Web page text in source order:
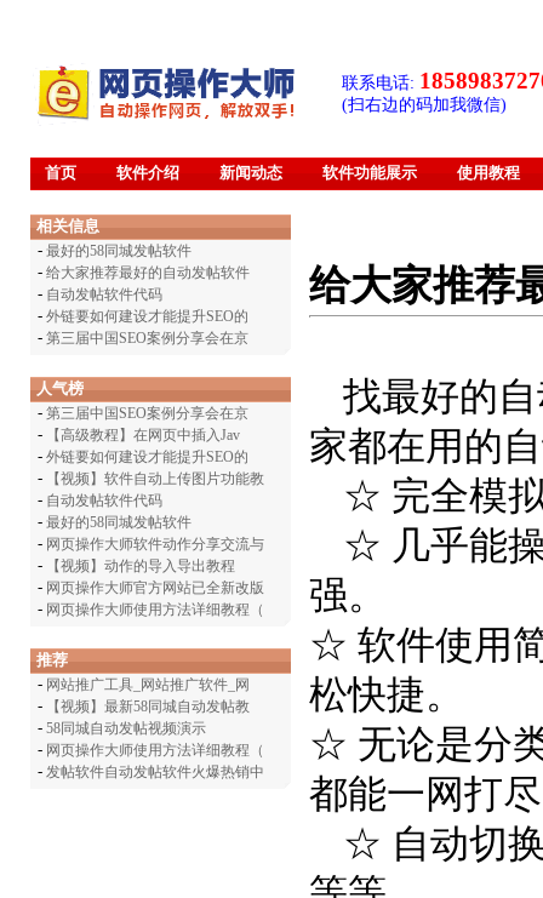
联系电话:
(扫右边的码加我微信)
首页 软件介绍 新闻动态 软件功能展示 使用教程
相关信息
- 最好的58同城发帖软件
- 给大家推荐最好的自动发帖软件
- 自动发帖软件代码
- 外链要如何建设才能提升SEO的
- 第三届中国SEO案例分享会在京
人气榜
- 第三届中国SEO案例分享会在京
-
【高级教程】在网页中插入Jav
- 外链要如何建设才能提升SEO的
-
【视频】软件自动上传图片功能教
- 自动发帖软件代码
- 最好的58同城发帖软件
- 网页操作大师软件动作分享交流与
-
【视频】动作的导入导出教程
- 网页操作大师官方网站已全新改版
- 网页操作大师使用方法详细教程（
推荐
- 网站推广工具_网站推广软件_网
-
【视频】最新58同城自动发帖教
- 58同城自动发帖视频演示
- 网页操作大师使用方法详细教程（
- 发帖软件自动发帖软件火爆热销中
给大家推荐
找最好的
家都在用的
☆ 完全模
☆ 几乎能
强。
☆ 软件使用
松快捷。
☆ 无论是分
都能一网打
☆ 自动切